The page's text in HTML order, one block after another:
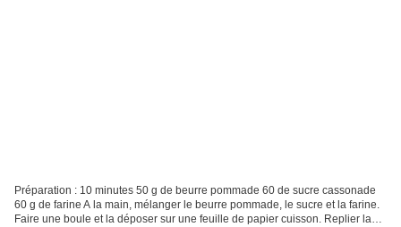
Préparation : 10 minutes 50 g de beurre pommade 60 de sucre cassonade
60 g de farine A la main, mélanger le beurre pommade, le sucre et la farine.
Faire une boule et la déposer sur une feuille de papier cuisson. Replier la